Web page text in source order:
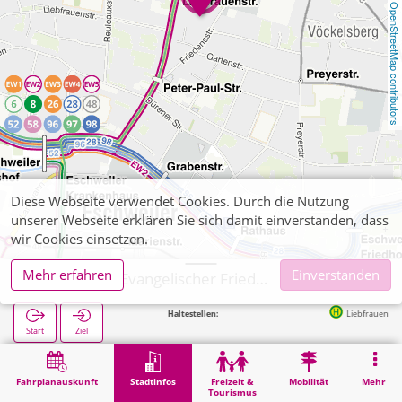
OpenStreetMap contributors
Fahrplanauskunft Stadtinfos
Freizeit &
Tourismus
Mobilität Mehr
Start Ziel
Nächste Haltestellen: Liebfrauenstraße in
Stadtinfos Eschweiler, Evangelischer Friedhof
Diese Webseite verwendet Cookies. Durch die Nutzung
unserer Webseite erklären Sie sich damit einverstanden, dass
wir Cookies einsetzen.
Mehr erfahren
Einverstanden